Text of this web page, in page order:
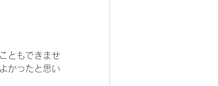
ともできませ
かったと思い